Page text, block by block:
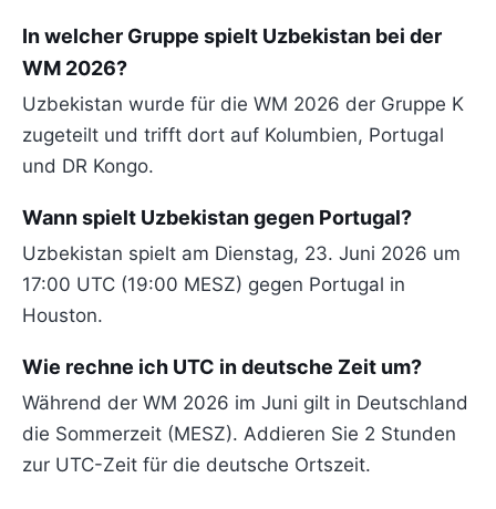
In welcher Gruppe spielt Uzbekistan bei der
WM 2026?
Uzbekistan wurde für die WM 2026 der Gruppe K
zugeteilt und trifft dort auf Kolumbien, Portugal
und DR Kongo.
Wann spielt Uzbekistan gegen Portugal?
Uzbekistan spielt am Dienstag, 23. Juni 2026 um
17:00 UTC (19:00 MESZ) gegen Portugal in
Houston.
Wie rechne ich UTC in deutsche Zeit um?
Während der WM 2026 im Juni gilt in Deutschland
die Sommerzeit (MESZ). Addieren Sie 2 Stunden
zur UTC-Zeit für die deutsche Ortszeit.